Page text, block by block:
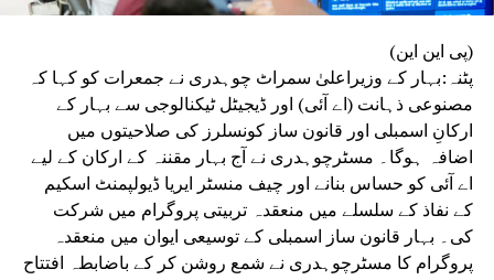
(پی این این)
پٹنہ:بہار کے وزیراعلیٰ سمراٹ چوہدری نے جمعرات کو کہا کہ
مصنوعی ذہانت (اے آئی) اور ڈیجیٹل ٹیکنالوجی سے بہار کے
ارکانِ اسمبلی اور قانون ساز کونسلرز کی صلاحیتوں میں
اضافہ ہوگا۔ مسٹرچوہدری نے آج بہار مقننہ کے ارکان کے لیے
اے آئی کو حساس بنانے اور چیف منسٹر ایریا ڈیولپمنٹ اسکیم
کے نفاذ کے سلسلے میں منعقدہ تربیتی پروگرام میں شرکت
کی۔ بہار قانون ساز اسمبلی کے توسیعی ایوان میں منعقدہ
پروگرام کا مسٹرچوہدری نے شمع روشن کر کے باضابطہ افتتاح